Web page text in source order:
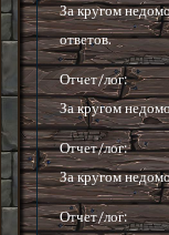
За кругом
ответов.
Отчет/лог:
За кругом
Отчет/лог:
За кругом
Отчет/лог: